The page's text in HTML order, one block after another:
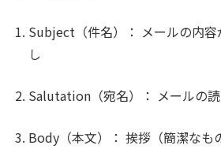
Subject（件名）： メールの内
し
Salutation（宛名）： メールの
Body（本文）： 挨拶（簡潔なも